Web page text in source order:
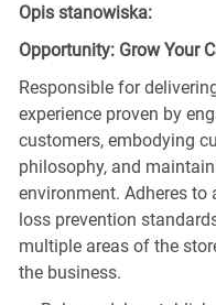
Opis stanowiska:
Opportunity: Grow Your
Responsible for
experience proven by
customers, embodying
philosophy, and
environment. Adheres to
loss prevention
multiple areas of the
the business.